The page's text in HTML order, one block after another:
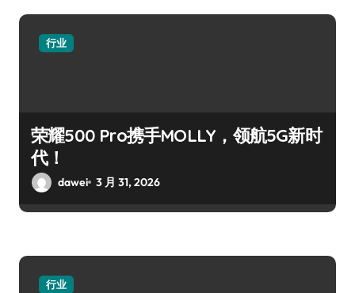
行业
荣耀500 Pro携手MOLLY，领航5G新时
代！
dawei 3 月 31, 2026
行业